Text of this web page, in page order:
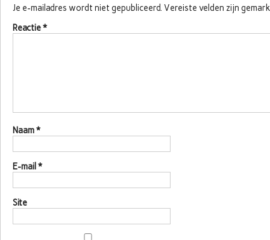
Je e-mailadres wordt niet gepubliceerd. Vereiste velden zijn
Reactie*
Naam*
E-mail *
Site